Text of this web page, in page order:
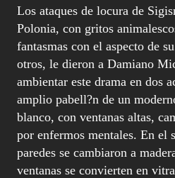
Los ataques de locura de
Polonia, con gritos
fantasmas con el aspecto de
otros, le dieron a Damiano
ambientar este drama en dos
amplio pabell?n de un
blanco, con ventanas altas,
por enfermos mentales. En el
paredes se cambiaron a
ventanas se convierten en